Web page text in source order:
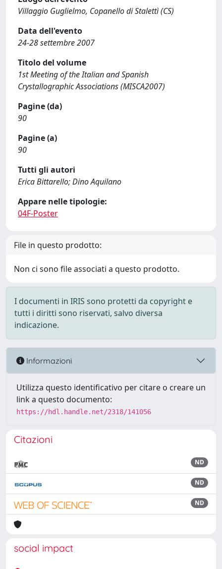
Villaggio Guglielmo, Copanello di Stalettì (CS)
Data dell'evento
24-28 settembre 2007
Titolo del volume
1st Meeting of the Italian and Spanish
Crystallographic Associations (MISCA2007)
Pagine (da)
90
Pagine (a)
90
Tutti gli autori
Erica Bittarello; Dino Aquilano
Appare nelle tipologie:
04F-Poster
File in questo prodotto:
Non ci sono file associati a questo prodotto.
I documenti in IRIS sono protetti da copyright e
tutti i diritti sono riservati, salvo diversa
indicazione.
Informazioni
Utilizza questo identificativo per citare o creare un
link a questo documento:
https://hdl.handle.net/2318/141056
Citazioni
ND
ND
ND
social impact